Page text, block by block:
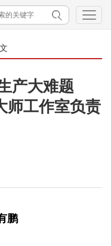
产大难题
工作室负责
鹏